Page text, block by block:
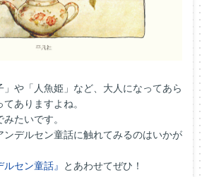
」や「人魚姫」など、大人になってあら
ありますよね。
たいです。
ンデルセン童話に触れてみるのはいかが
ルセン童話』 とあわせてぜひ！